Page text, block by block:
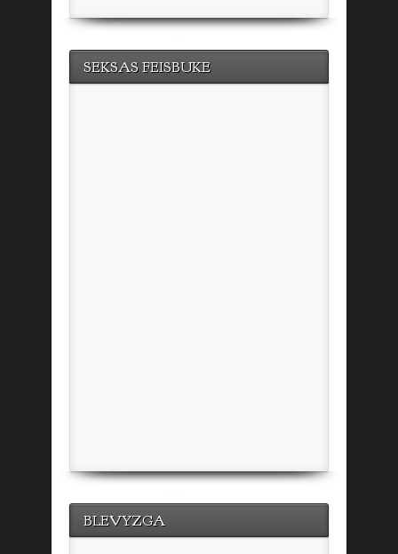
SEKSAS FEISBUKE
BLEVYZGA